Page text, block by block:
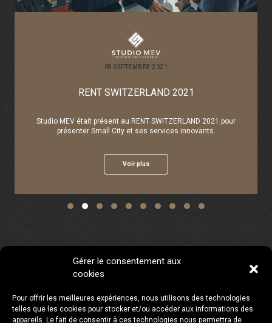
Gérer le consentement aux
cookies
Pour offrir les meilleures expériences, nous utilisons des technologies
telles que les cookies pour stocker et/ou accéder aux informations des
appareils. Le fait de consentir à ces technologies nous permettra de
08 SEPTEMBRE 2021
RENT SWITZERLAND 2021
Studio MEV était présent au RENT SWITZERLAND 2021 pour
présenter Small City et ses services innovants.
Voir plus
Studio MEV SA
Chemin Louis-Hubert 2
1213 Petit-Lancy
ACCUEIL
ACTUALITÉS
LES PROJETS